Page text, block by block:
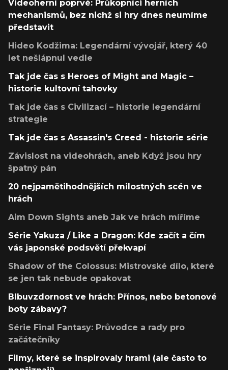
Videoherní poprvé: Průkopníci herních
mechanismů, bez nichž si hry dnes neumíme
představit
Hideo Kodžima: Legendární vývojář, který 40
let nešlápnul vedle
Tak jde čas s Heroes of Might and Magic –
historie kultovní tahovky
Tak jde čas s Civilizací – historie legendární
strategie
Tak jde čas s Assassin's Creed - historie série
Závislost na videohrách, aneb Když jsou hry
špatný pán
20 nejpamětihodnějších milostných scén ve
hrách
Aim Down Sights aneb Jak ve hrách míříme
Série Yakuza / Like a Dragon: Kde začít a čím
vás japonské podsvětí překvapí
Shadow of the Colossus: Mistrovské dílo, které
se jen tak nebude opakovat
Blbuvzdornost ve hrách: Přínos, nebo betonové
boty zábavy?
Série Final Fantasy: Průvodce a rady pro
začátečníky
Filmy, které se inspirovaly hrami (ale často to